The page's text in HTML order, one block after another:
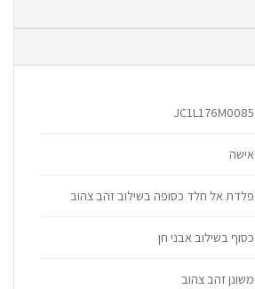
JC1L176M0085
אישה
פלדת אל חלד כסופה בשילוב זהב צהוב
כסוף בשילוב אבני חן
משונן זהב צהוב